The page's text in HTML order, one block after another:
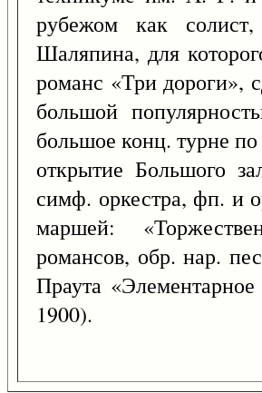
рубежом как
Шаляпина, для
романс «Три дороги»,
большой
большое конц. турне
открытие Большого
симф. оркестра, фп. и
маршей:
романсов, обр. нар.
Праута
1900).